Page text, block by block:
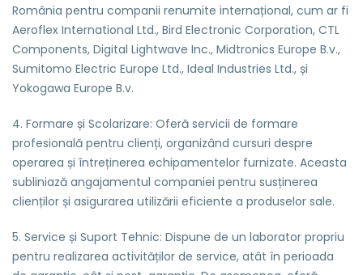
România pentru companii renumite internațional, cum ar fi
Aeroflex International Ltd., Bird Electronic Corporation, CTL
Components, Digital Lightwave Inc., Midtronics Europe B.v.,
Sumitomo Electric Europe Ltd., Ideal Industries Ltd., și
Yokogawa Europe B.v.
4. Formare și Scolarizare: Oferă servicii de formare
profesională pentru clienți, organizând cursuri despre
operarea și întreținerea echipamentelor furnizate. Aceasta
subliniază angajamentul companiei pentru susținerea
clienților și asigurarea utilizării eficiente a produselor sale.
5. Service și Suport Tehnic: Dispune de un laborator propriu
pentru realizarea activităților de service, atât în perioada